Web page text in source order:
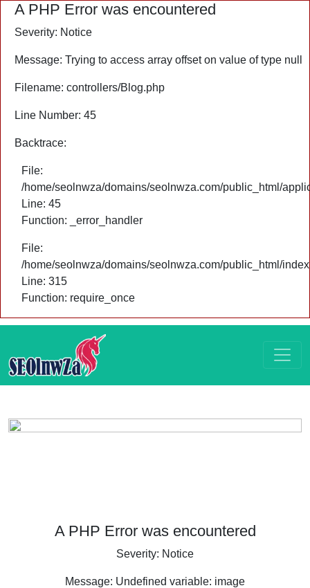
A PHP Error was encountered
Severity: Notice
Message: Trying to access array offset on value of type null
Filename: controllers/Blog.php
Line Number: 45
Backtrace:
File:
/home/seolnwza/domains/seolnwza.com/public_html/
Line: 45
Function: _error_handler
File:
/home/seolnwza/domains/seolnwza.com/public_html/
Line: 315
Function: require_once
A PHP Error was encountered
Severity: Notice
Message: Undefined variable: image